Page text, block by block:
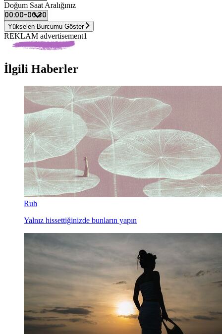
Doğum Saat Aralığınız
Yükselen Burcumu Göster
REKLAM advertisement1
İlgili Haberler
Ruh
Yalnız hissettiğinizde bunların yapın